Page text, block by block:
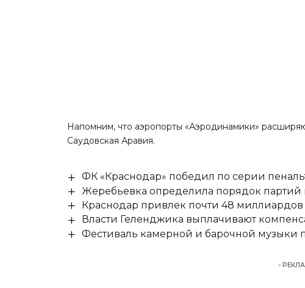
Напомним, что аэропорты «Аэродинамики»
Саудовская Аравия.
ФК «Краснодар» победил по серии
Жеребьевка определила порядок партий
Краснодар привлек почти 48
Власти Геленджика выплачивают
Фестиваль камерной и барочной музыки
-